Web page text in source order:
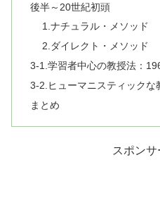
後半～20世紀初頭
1.ナチュラル・メソッド
2.ダイレクト・メソッド
3-1.学習者中心の教授法：
3-2.ヒューマニスティックな
まとめ
スポンサ